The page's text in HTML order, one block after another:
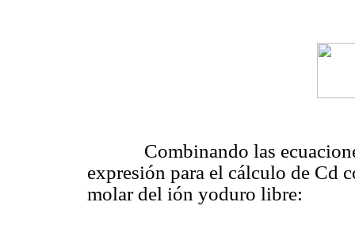
Combinando las ecuaciones
expresión para el cálculo de Cd
molar del ión yoduro libre: